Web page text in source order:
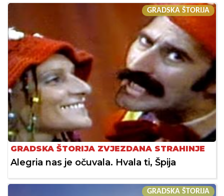
GRADSKA ŠTORIJA
GRADSKA ŠTORIJA ZVJEZDANA STRAHINJE
Alegria nas je očuvala. Hvala ti, Špija
GRADSKA ŠTORIJA